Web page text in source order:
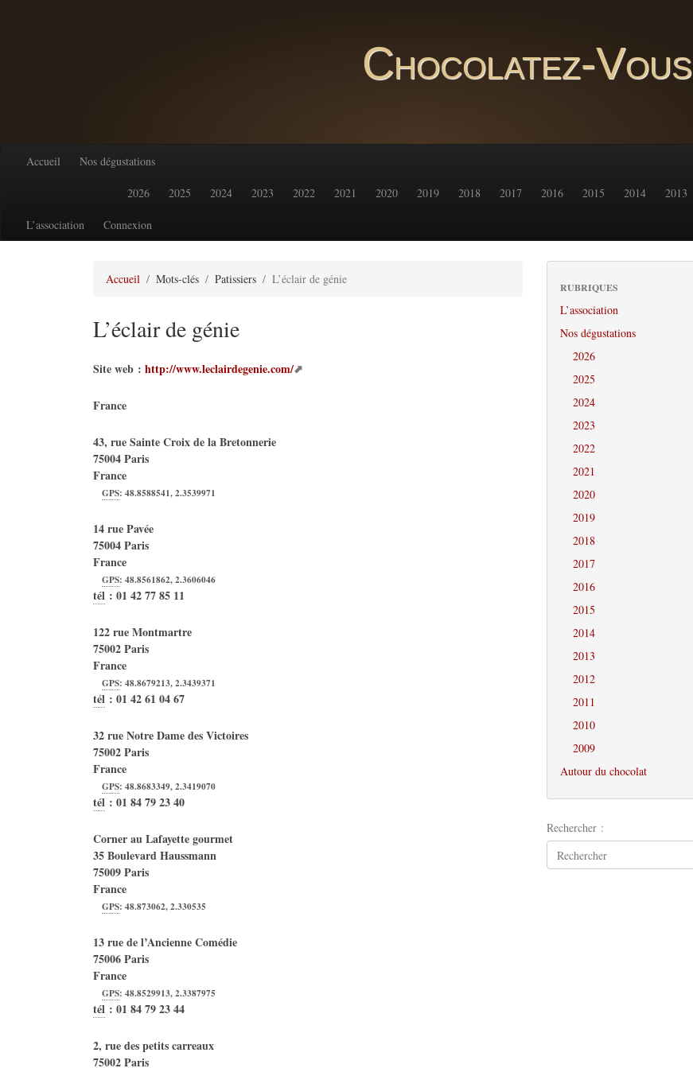
Chocolatez-Vous
Accueil Nos dégustations
2026 2025 2024 2023 2022 2021 2020 2019 2018 2017 2016 2015 2014 2013
L’association Connexion
Accueil Mots-clés Patissiers L’éclair de génie
L’éclair de génie
Site web : http://www.leclairdegenie.com/
France
43, rue Sainte Croix de la Bretonnerie
75004Paris
France
GPS:48.8588541,2.3539971
14 rue Pavée
75004Paris
France
GPS:48.8561862,2.3606046
tél : 01 42 77 85 11
122 rue Montmartre
75002Paris
France
GPS:48.8679213,2.3439371
tél : 01 42 61 04 67
32 rue Notre Dame des Victoires
75002Paris
France
GPS:48.8683349,2.3419070
tél : 01 84 79 23 40
Corner au Lafayette gourmet
35 Boulevard Haussmann
75009Paris
France
GPS:48.873062,2.330535
13 rue de l’Ancienne Comédie
75006Paris
France
GPS:48.8529913,2.3387975
tél : 01 84 79 23 44
2, rue des petits carreaux
75002Paris
RUBRIQUES
L’association
Nos dégustations
2026
2025
2024
2023
2022
2021
2020
2019
2018
2017
2016
2015
2014
2013
2012
2011
2010
2009
Autour du chocolat
Rechercher :